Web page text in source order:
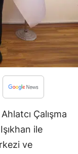
Gaziantep
Giresun
Gümüşhane
Hakkari
Isparta
Mersin
Çalışma
ile
ve